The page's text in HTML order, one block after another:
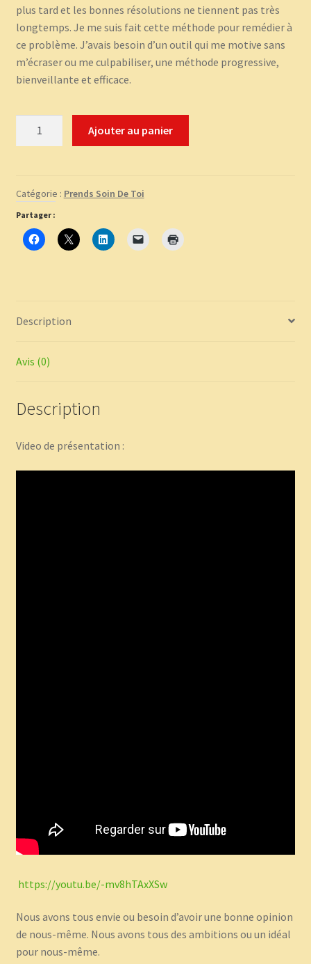
plus tard et les bonnes résolutions ne tiennent pas très
longtemps. Je me suis fait cette méthode pour remédier à
ce problème. J’avais besoin d’un outil qui me motive sans
m’écraser ou me culpabiliser, une méthode progressive,
bienveillante et efficace.
soin
de
toi
Ajouter au panier
Catégorie : Prends Soin De Toi
Partager :
Description
Avis (0)
Description
Video de présentation :
https://youtu.be/-mv8hTAxXSw
Nous avons tous envie ou besoin d’avoir une bonne opinion
de nous-même. Nous avons tous des ambitions ou un idéal
pour nous-même.